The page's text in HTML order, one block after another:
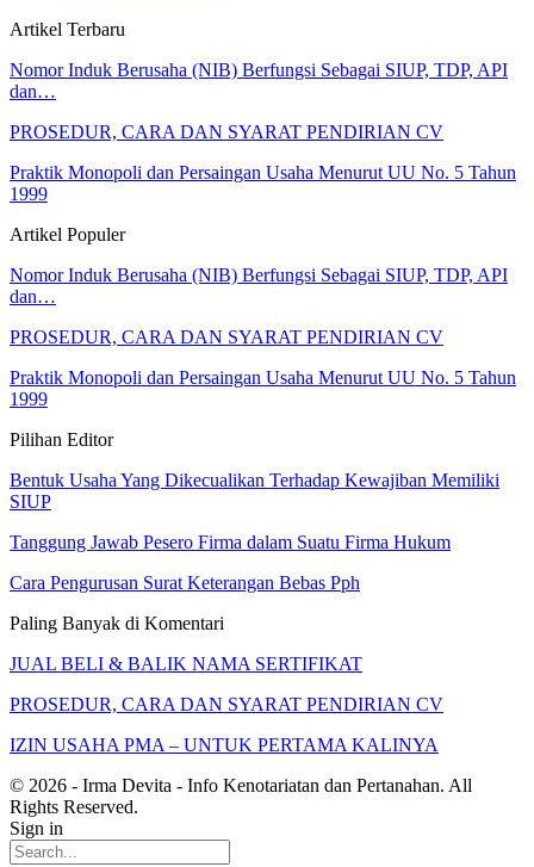
Artikel Terbaru
Nomor Induk Berusaha (NIB) Berfungsi Sebagai SIUP, TDP, API
dan…
PROSEDUR, CARA DAN SYARAT PENDIRIAN CV
Praktik Monopoli dan Persaingan Usaha Menurut UU No. 5 Tahun
1999
Artikel Populer
Nomor Induk Berusaha (NIB) Berfungsi Sebagai SIUP, TDP, API
dan…
PROSEDUR, CARA DAN SYARAT PENDIRIAN CV
Praktik Monopoli dan Persaingan Usaha Menurut UU No. 5 Tahun
1999
Pilihan Editor
Bentuk Usaha Yang Dikecualikan Terhadap Kewajiban Memiliki
SIUP
Tanggung Jawab Pesero Firma dalam Suatu Firma Hukum
Cara Pengurusan Surat Keterangan Bebas Pph
Paling Banyak di Komentari
JUAL BELI & BALIK NAMA SERTIFIKAT
PROSEDUR, CARA DAN SYARAT PENDIRIAN CV
IZIN USAHA PMA – UNTUK PERTAMA KALINYA
© 2026 - Irma Devita - Info Kenotariatan dan Pertanahan. All
Rights Reserved.
Sign in